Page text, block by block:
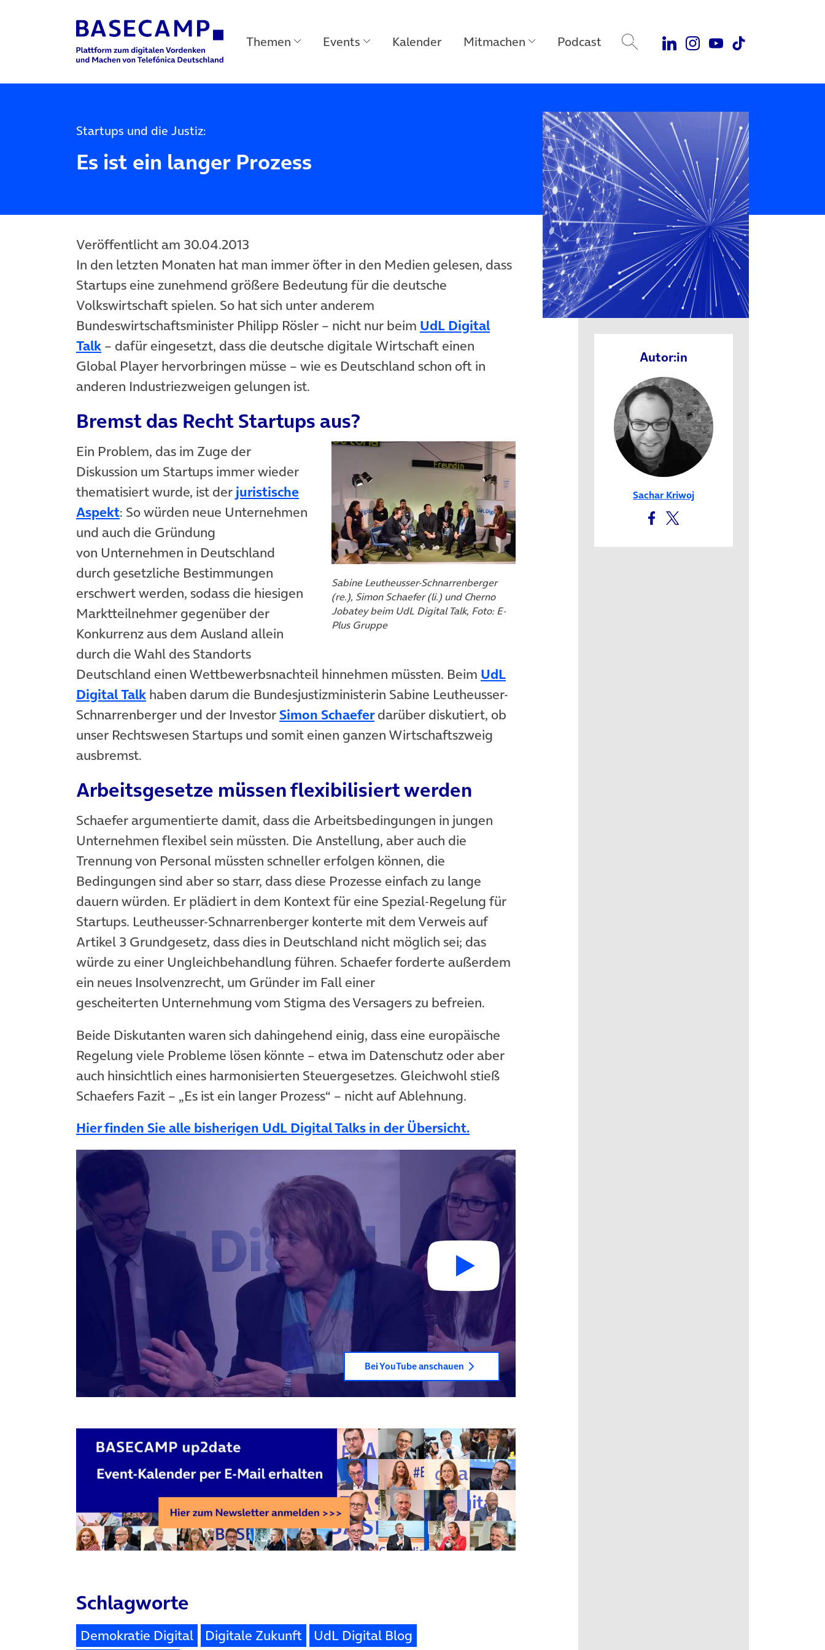
Main Navigation Themen Events Kalender Mitmachen Podcast
Startups und die Justiz:
Es ist ein langer Prozess
Veröffentlicht am 30.04.2013
In den letzten Monaten hat man immer öfter in den Medien gelesen, dass
Startups eine zunehmend größere Bedeutung für die deutsche
Volkswirtschaft spielen. So hat sich unter anderem
Bundeswirtschaftsminister Philipp Rösler – nicht nur beim UdL Digital
Talk – dafür eingesetzt, dass die deutsche digitale Wirtschaft einen
Global Player hervorbringen müsse – wie es Deutschland schon oft in
anderen Industriezweigen gelungen ist.
Bremst das Recht Startups aus?
Sabine Leutheusser-Schnarrenberger
(re.), Simon Schaefer (li.) und Cherno
Jobatey beim UdL Digital Talk, Foto: E-
Plus Gruppe
Ein Problem, das im Zuge der
Diskussion um Startups immer wieder
thematisiert wurde, ist der juristische
Aspekt: So würden neue Unternehmen
und auch die Gründung
von Unternehmen in Deutschland
durch gesetzliche Bestimmungen
erschwert werden, sodass die hiesigen
Marktteilnehmer gegenüber der
Konkurrenz aus dem Ausland allein
durch die Wahl des Standorts
Deutschland einen Wettbewerbsnachteil hinnehmen müssten. Beim UdL
Digital Talk haben darum die Bundesjustizministerin Sabine Leutheusser-
Schnarrenberger und der Investor Simon Schaeferdarüber diskutiert, ob
unser Rechtswesen Startups und somit einen ganzen Wirtschaftszweig
ausbremst.
Arbeitsgesetze müssen flexibilisiert werden
Schaefer argumentierte damit, dass die Arbeitsbedingungen in jungen
Unternehmen flexibel sein müssten. Die Anstellung, aber auch die
Trennung von Personal müssten schneller erfolgen können, die
Bedingungen sind aber so starr, dass diese Prozesse einfach zu lange
dauern würden. Er plädiert in dem Kontext für eine Spezial-Regelung für
Startups. Leutheusser-Schnarrenberger konterte mit dem Verweis auf
Artikel 3 Grundgesetz, dass dies in Deutschland nicht möglich sei; das
würde zu einer Ungleichbehandlung führen. Schaefer forderte außerdem
ein neues Insolvenzrecht, um Gründer im Fall einer
gescheiterten Unternehmung vom Stigma des Versagers zu befreien.
Beide Diskutanten waren sich dahingehend einig, dass eine europäische
Regelung viele Probleme lösen könnte – etwa im Datenschutz oder aber
auch hinsichtlich eines harmonisierten Steuergesetzes. Gleichwohl stieß
Schaefers Fazit – „Es ist ein langer Prozess“ – nicht auf Ablehnung.
Hier finden Sie alle bisherigen UdL Digital Talks in der Übersicht.
Bei YouTube anschauen
Schlagworte
Demokratie Digital Digitale Zukunft
UdL Digital Blog
Autor:in
Sachar Kriwoj